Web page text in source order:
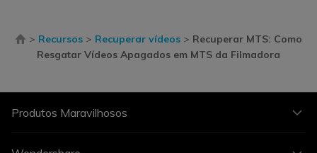
> Recursos > Recuperar vídeos > Recuperar MTS: Como
Resgatar Vídeos Apagados em MTS da Filmadora
Produtos Maravilhosos